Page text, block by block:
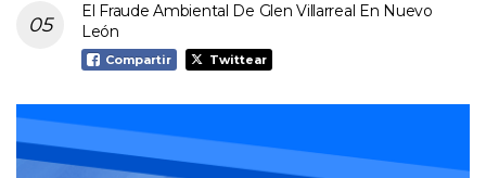
El Fraude Ambiental De Glen Villarreal En Nuevo
León
Compartir Twittear